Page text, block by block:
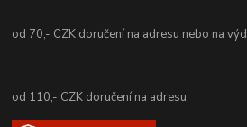
od 70,- CZK doručení na adresu nebo na
od 110,- CZK doručení na adresu.